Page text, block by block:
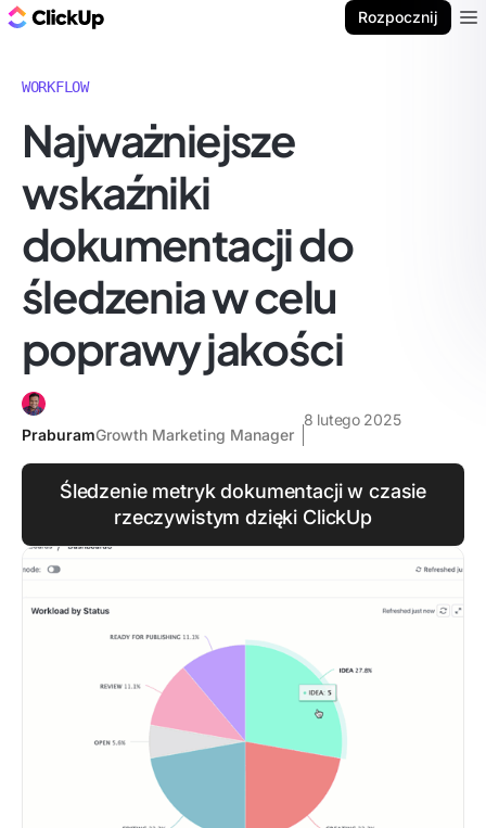
Rozpocznij
WORKFLOW
Najważniejsze
wskaźniki
dokumentacji do
śledzenia w celu
poprawy jakości
PraburamGrowth Marketing Manager
8 lutego 2025
Śledzenie metryk dokumentacji w czasie
rzeczywistym dzięki ClickUp